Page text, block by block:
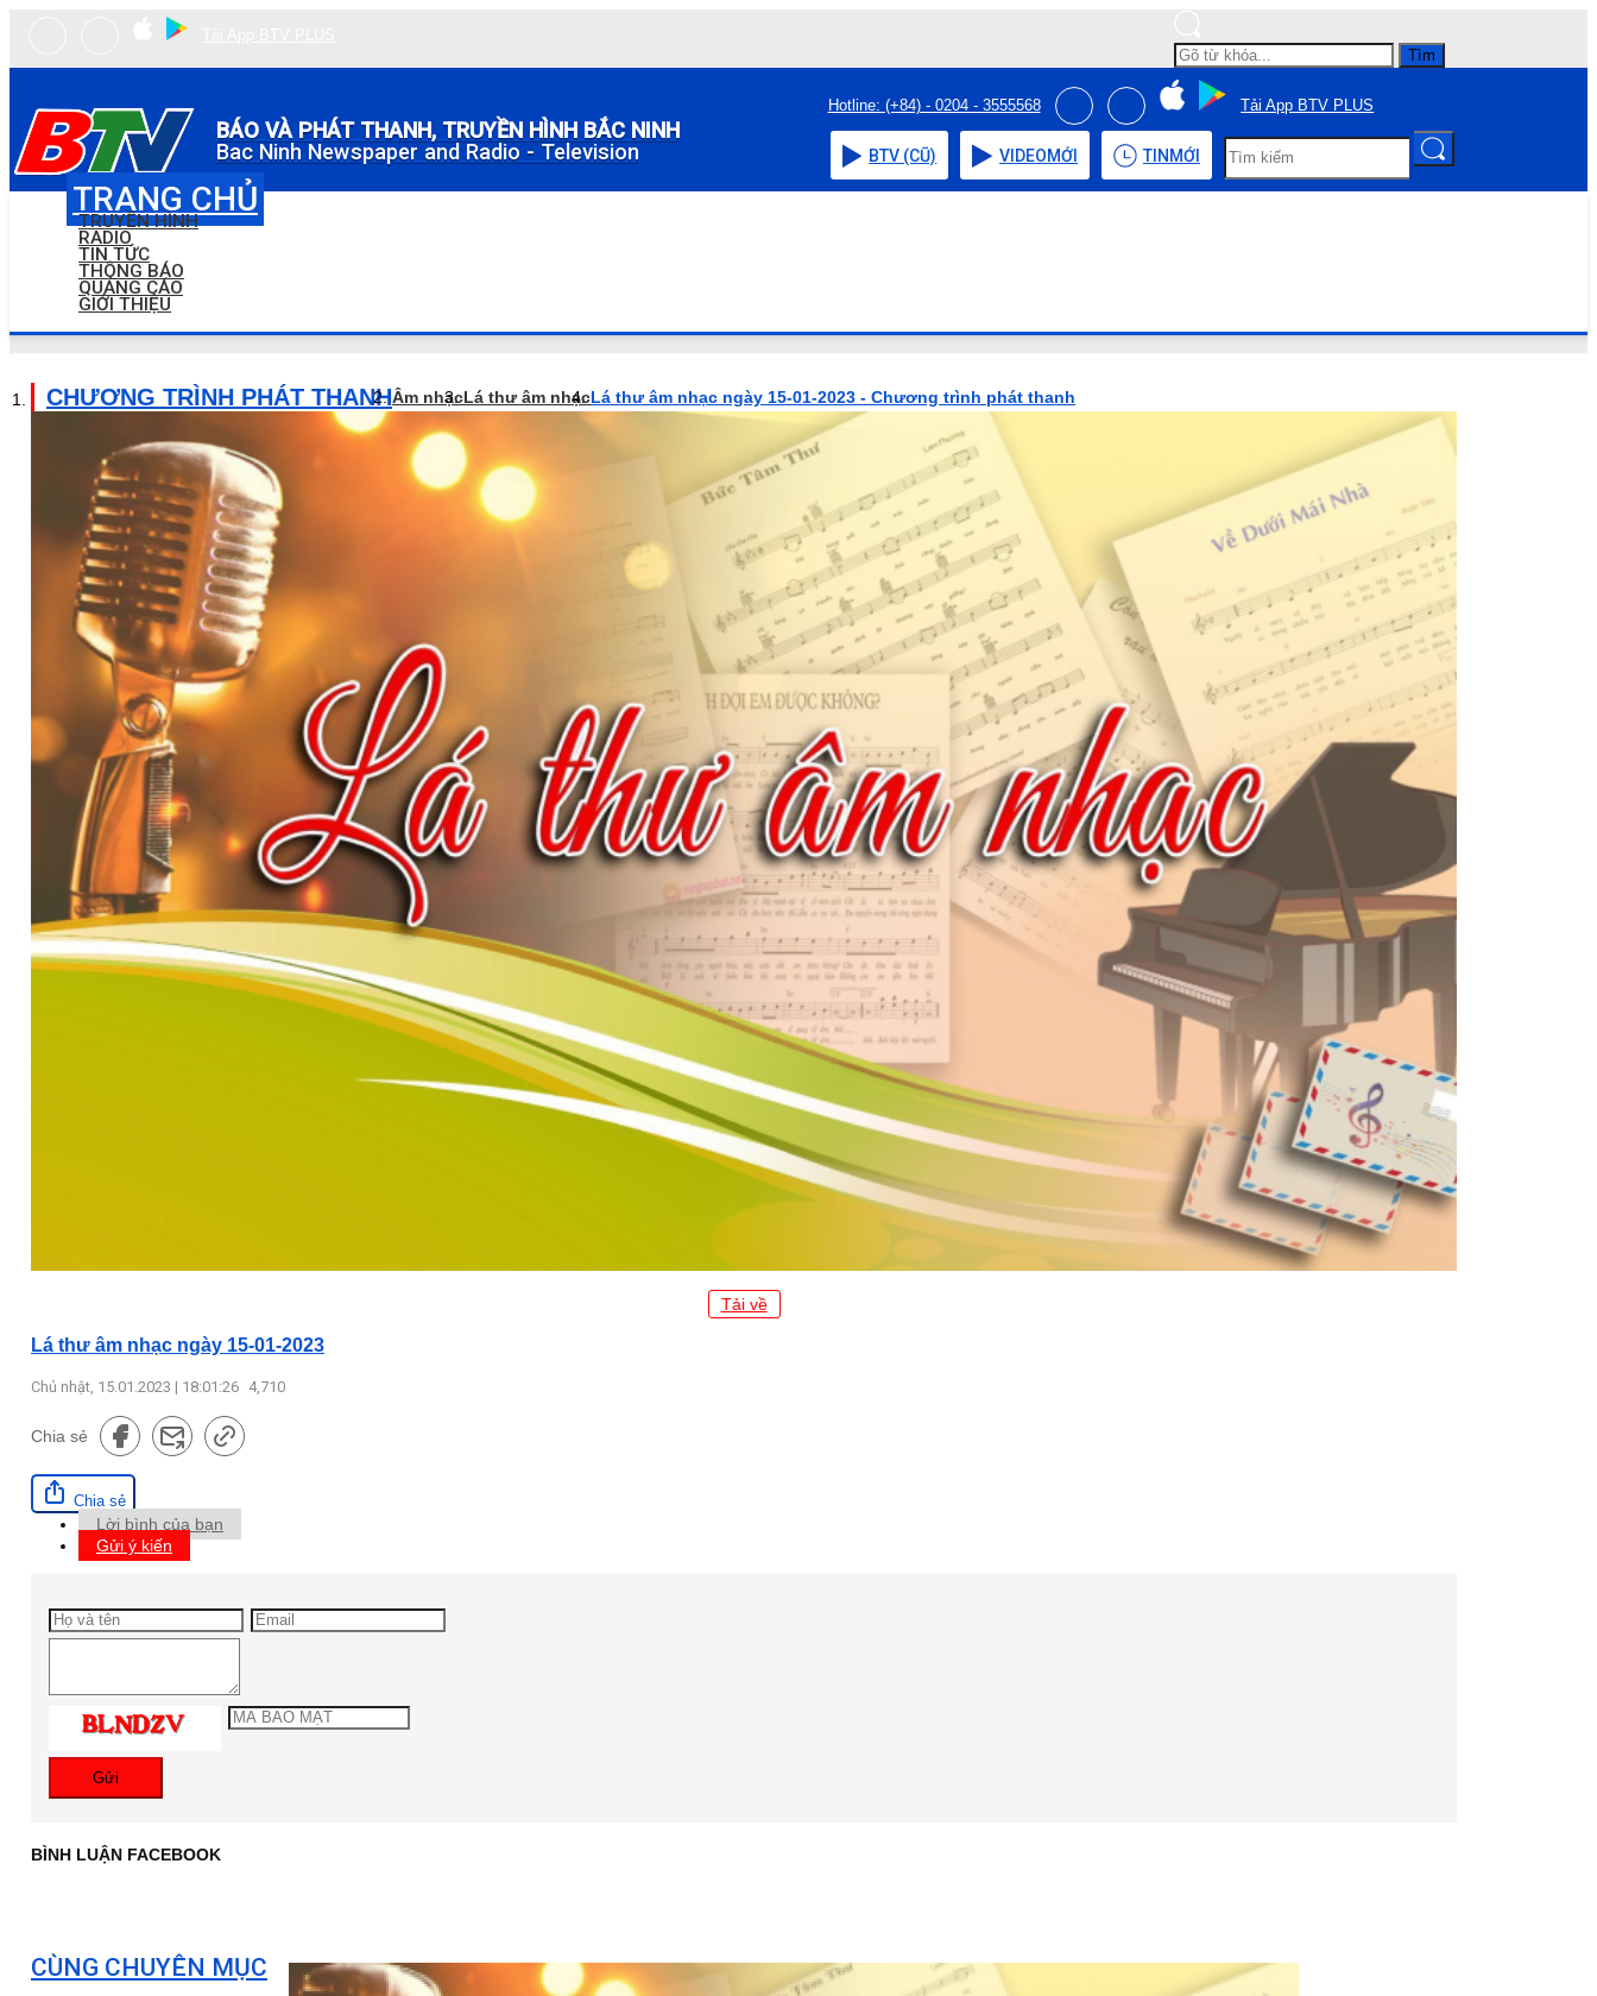
Tìm
BÁO VÀ PHÁT THANH, TRUYỀN HÌNH BẮC NINH
Bac Ninh Newspaper and Radio - Television
Hotline: (+84) - 0204 - 3555568 Tải App BTV PLUS
BTV (CŨ) VIDEOMỚI TIN MỚI
TRANG CHỦ
TRUYỀN HÌNH
RADIO
TIN TỨC
THÔNG BÁO
QUẢNG CÁO
GIỚI THIỆU
CHƯƠNG TRÌNH PHÁT THANHÂm nhạcLá thư âm nhạcLá thư âm nhạc ngày 15-01-2023 - Chương trình phát thanh
Tải về
Lá thư âm nhạc ngày 15-01-2023
Chủ nhật, 15.01.2023 | 18:01:26 4,710
Chia sẻ
Chia sẻ
Lời bình của bạn
Gửi ý kiến
Gửi
BÌNH LUẬN FACEBOOK
CÙNG CHUYÊN MỤC